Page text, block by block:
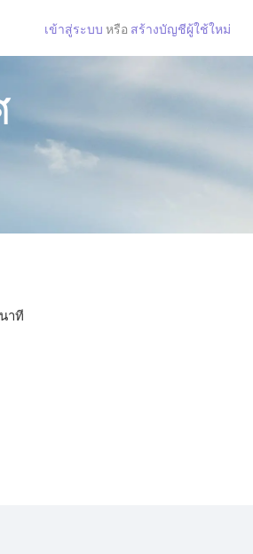
เข้าสู่ระบบ หรือ สร้างบัญชีผู้ใช้ใหม่
าที